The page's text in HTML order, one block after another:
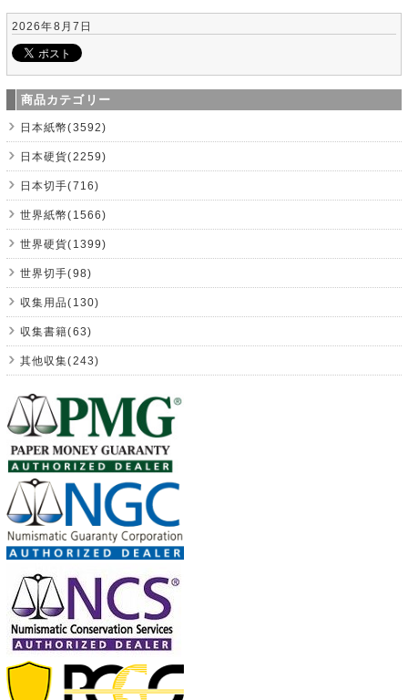
2026年8月7日
商品カテゴリー
日本紙幣(3592)
日本硬貨(2259)
日本切手(716)
世界紙幣(1566)
世界硬貨(1399)
世界切手(98)
収集用品(130)
収集書籍(63)
其他収集(243)